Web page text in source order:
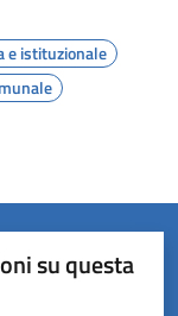
e istituzionale
su questa